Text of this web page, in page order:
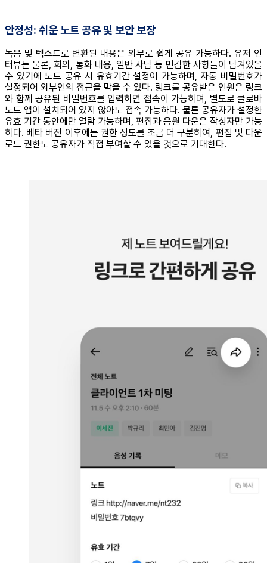
안정성: 쉬운 노트 공유 및 보안 보장
녹음 및 텍스트로 변환된 내용은 외부로 쉽게 공유 가능하다. 유저 인
터뷰는 물론, 회의, 통화 내용, 일반 사담 등 민감한 사항들이 담겨있을
수 있기에 노트 공유 시 유효기간 설정이 가능하며, 자동 비밀번호가
설정되어 외부인의 접근을 막을 수 있다. 링크를 공유받은 인원은 링크
와 함께 공유된 비밀번호를 입력하면 접속이 가능하며, 별도로 클로바
노트 앱이 설치되어 있지 않아도 접속 가능하다. 물론 공유자가 설정한
유효 기간 동안에만 열람 가능하며, 편집과 음원 다운은 작성자만 가능
하다. 베타 버전 이후에는 권한 정도를 조금 더 구분하여, 편집 및 다운
로드 권한도 공유자가 직접 부여할 수 있을 것으로 기대한다.